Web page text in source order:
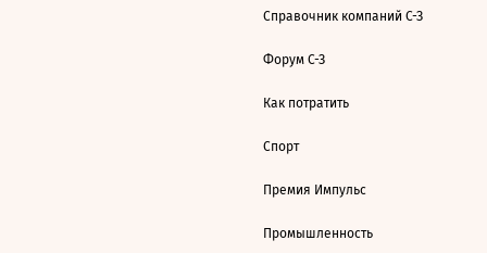
Справочник компаний С-З
Форум С-З
Как потратить
Спорт
Премия Импульс
Промышленность